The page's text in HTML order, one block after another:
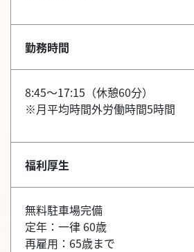
勤務時間
8:45～17:15（休憩60分）
※月平均時間外労働時間5時間
福利厚生
無料駐車場完備
定年：一律 60歳
再雇用：65歳まで